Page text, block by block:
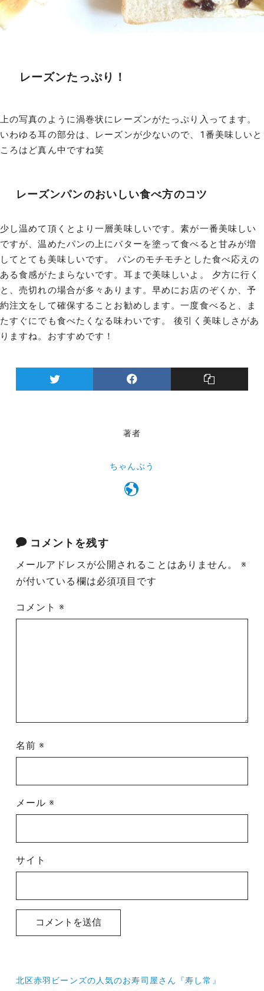
レーズンたっぷり！
上の写真のように渦巻状にレーズンがたっぷり入ってます。
いわゆる耳の部分は、レーズンが少ないので、1番美味しいと
ころはど真ん中ですね笑
レーズンパンのおいしい食べ方のコツ
少し温めて頂くとより一層美味しいです。素が一番美味しい
ですが、温めたパンの上にバターを塗って食べると甘みが増
してとても美味しいです。 パンのモチモチとした食べ応えの
ある食感がたまらないです。耳まで美味しいよ。 夕方に行く
と、売切れの場合が多々あります。早めにお店のぞくか、予
約注文をして確保することお勧めします。一度食べると、ま
たすぐにでも食べたくなる味わいです。 後引く美味しさがあ
りますね。おすすめです！
著者
ちゃんぶう
コメントを残す
メールアドレスが公開されることはありません。
※
が付いている欄は必須項目です
コメント※
名前※
メール※
サイト
投
北区赤羽ビーンズの人気のお寿司屋さん『寿し常』